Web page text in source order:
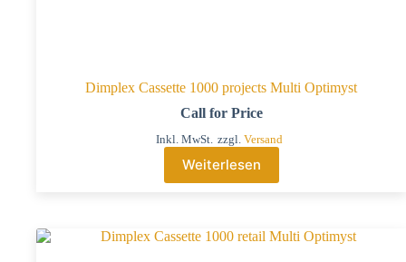
Dimplex Cassette 1000 projects Multi Optimyst
Call for Price
Inkl. MwSt. zzgl. Versand
Weiterlesen